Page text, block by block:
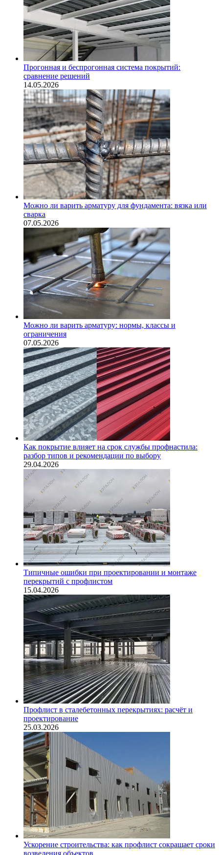
Прогонная и беспрогонная система покрытий:
сравнение решений
14.05.2026
Можно ли варить арматуру для фундамента: вязка или
сварка
07.05.2026
Можно ли варить арматуру: нормы, классы и
ограничения
07.05.2026
Как покрытие влияет на срок службы профнастила:
разбор типов и рекомендации по выбору
29.04.2026
Типичные ошибки при проектировании и монтаже
перекрытий с профлистом
15.04.2026
Профлист в сталебетонных перекрытиях: расчёт и
проектирование
25.03.2026
Ускорение строительства: как профлист сокращает сроки
возведения объектов